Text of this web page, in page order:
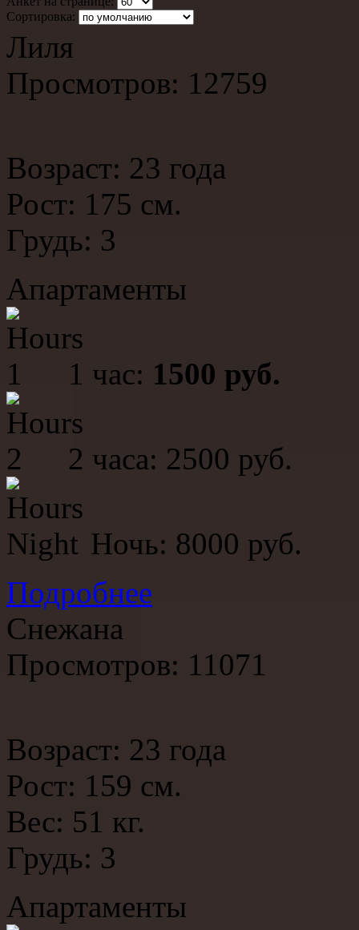
Сортировка:
Лиля
Просмотров: 12759
Возраст: 23 года
Рост: 175 см.
Грудь: 3
Апартаменты
1 час: 1500 руб.
2 часа: 2500 руб.
Ночь: 8000 руб.
Подробнее
Снежана
Просмотров: 11071
Возраст: 23 года
Рост: 159 см.
Вес: 51 кг.
Грудь: 3
Апартаменты